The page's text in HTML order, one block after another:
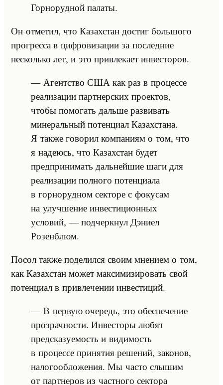
Горнорудной палаты.
Он отметил, что Казахстан достиг большого
прогресса в цифровизации за последние
несколько лет, и это привлекает инвесторов.
— Агентство США как раз в процессе
реализации партнерских проектов,
чтобы помогать дальше развивать
минеральный потенциал Казахстана.
Я также говорил компаниям о том, что
я надеюсь, что Казахстан будет
предпринимать дальнейшие шаги для
реализации полного потенциала
в горнорудном секторе с фокусам
на улучшение инвестиционных
условий, — подчеркнул Дэниел
Розенблюм.
Посол также поделился своим мнением о том,
как Казахстан может максимизировать свой
потенциал в привлечении инвестиций.
— В первую очередь, это обеспечение
прозрачности. Инвесторы любят
предсказуемость и видимость
в процессе принятия решений, законов,
налогообложения. Мы часто слышим
от партнеров из частного сектора